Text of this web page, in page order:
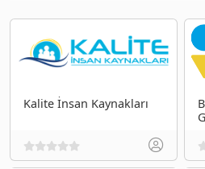
Kalite İnsan Kaynakları